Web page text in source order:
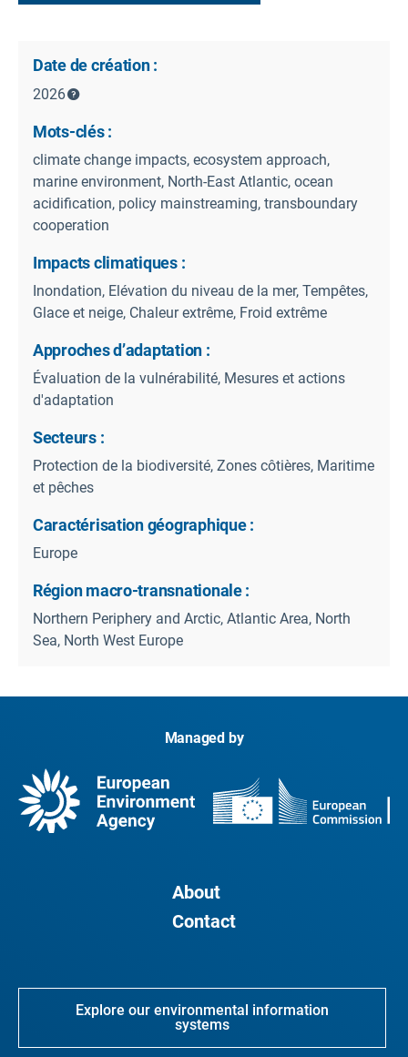
Date de création :
2026
Mots-clés :
climate change impacts, ecosystem approach,
marine environment, North-East Atlantic, ocean
acidification, policy mainstreaming, transboundary
cooperation
Impacts climatiques :
Inondation, Elévation du niveau de la mer, Tempêtes,
Glace et neige, Chaleur extrême, Froid extrême
Approches d’adaptation :
Évaluation de la vulnérabilité, Mesures et actions
d'adaptation
Secteurs :
Protection de la biodiversité, Zones côtières, Maritime
et pêches
Caractérisation géographique :
Europe
Région macro-transnationale :
Northern Periphery and Arctic, Atlantic Area, North
Sea, North West Europe
Managed by
About
Contact
Explore our environmental information
systems